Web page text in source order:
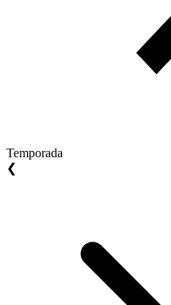
Temporada
❮